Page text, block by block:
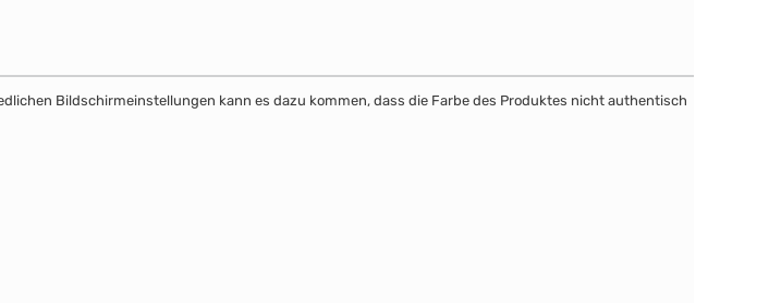
Bildschirmeinstellungen kann es dazu kommen, dass die Farbe des Produktes nicht authentisch